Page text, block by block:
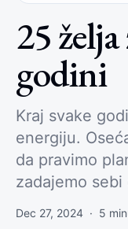
25
godini
Kraj svake
energiju.
da pravimo
zadajemo sebi
Dec 27, 2024 · 5